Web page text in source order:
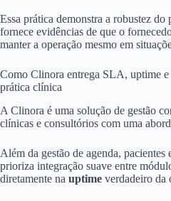
Essa prática demonstra a robustez
fornece evidências de que o
manter a operação mesmo em
Como Clinora entrega SLA, uptime e
prática clínica
A Clinora é uma solução de gestão
clínicas e consultórios com uma
Além da gestão de agenda, pacientes
prioriza integração suave entre
diretamente na uptime verdadeiro da